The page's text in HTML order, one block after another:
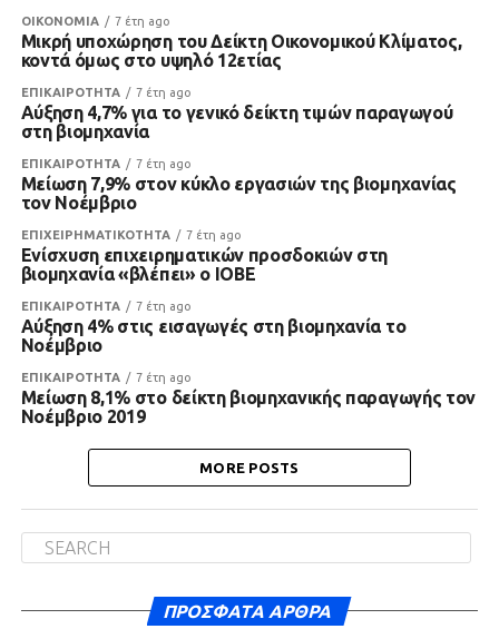
ΟΙΚΟΝΟΜΙΑ 7 έτη ago
Μικρή υποχώρηση του Δείκτη Οικονομικού Κλίματος,
κοντά όμως στο υψηλό 12ετίας
ΕΠΙΚΑΙΡΟΤΗΤΑ 7 έτη ago
Αύξηση 4,7% για το γενικό δείκτη τιμών παραγωγού
στη βιομηχανία
ΕΠΙΚΑΙΡΟΤΗΤΑ 7 έτη ago
Μείωση 7,9% στον κύκλο εργασιών της βιομηχανίας
τον Νοέμβριο
ΕΠΙΧΕΙΡΗΜΑΤΙΚΟΤΗΤΑ 7 έτη ago
Ενίσχυση επιχειρηματικών προσδοκιών στη
βιομηχανία «βλέπει» ο ΙΟΒΕ
ΕΠΙΚΑΙΡΟΤΗΤΑ 7 έτη ago
Αύξηση 4% στις εισαγωγές στη βιομηχανία το
Νοέμβριο
ΕΠΙΚΑΙΡΟΤΗΤΑ 7 έτη ago
Μείωση 8,1% στο δείκτη βιομηχανικής παραγωγής τον
Νοέμβριο 2019
MORE POSTS
ΠΡΌΣΦΑΤΑ ΆΡΘΡΑ